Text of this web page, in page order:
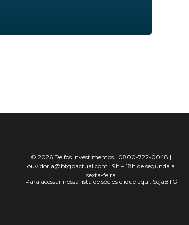
© 2026 Delfos Investimentos | 0800-722-0048 |
ouvidoria@btgpactual.com | 9h – 18h de segunda a
sexta-feira
Para acessar nossa lista de sócios clique aqui: SejaBTG